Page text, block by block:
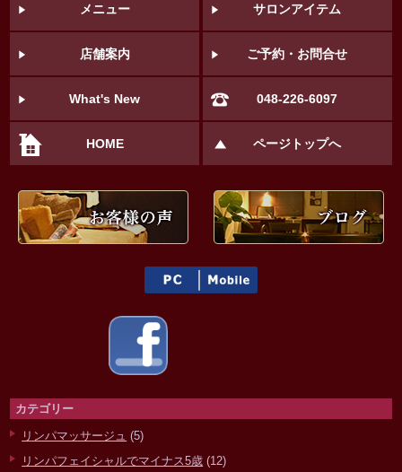
メニュー サロンアイテム
店舗案内 ご予約・お問合せ
What's New 048-226-6097
HOME ページトップへ
カテゴリー
リンパマッサージュ (5)
リンパフェイシャルでマイナス5歳 (12)